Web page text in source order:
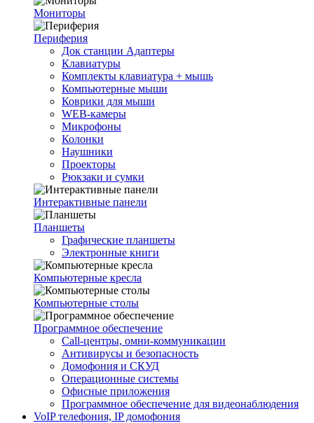
Мониторы
Периферия
Док станции Адаптеры
Клавиатуры
Комплекты клавиатура + мышь
Компьютерные мыши
Коврики для мыши
WEB-камеры
Микрофоны
Колонки
Наушники
Проекторы
Рюкзаки и сумки
Интерактивные панели
Планшеты
Графические планшеты
Электронные книги
Компьютерные кресла
Компьютерные столы
Программное обеспечение
Call-центры, омни-коммуникации
Антивирусы и безопасность
Домофония и СКУД
Операционные системы
Офисные приложения
Программное обеспечение для видеонаблюдения
VoIP телефония, IP домофония